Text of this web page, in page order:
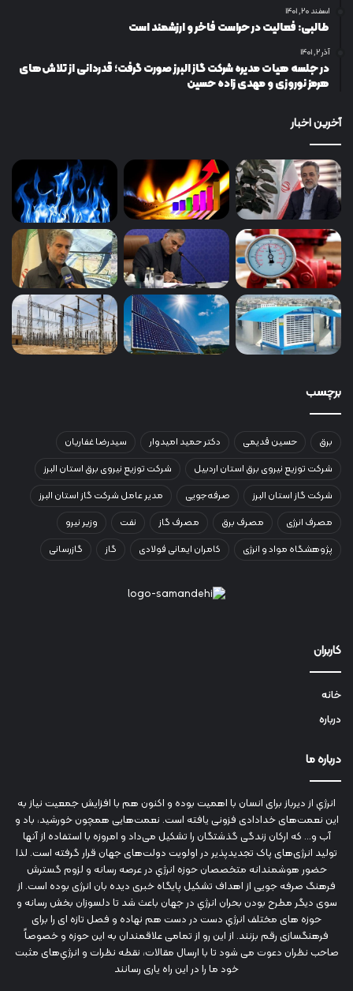
اسفند ۲۰, ۱۴۰۱
طالبی: فعالیت در حراست فاخر و ارزشمند است
آذر ۲, ۱۴۰۱
در جلسه هیات مدیره شرکت گاز البرز صورت گرفت؛ قدردانی از تلاش‌های
هرمز نوروزی و مهدی زاده حسین
آخرین اخبار
برچسب
برق حسین قدیمی دکتر حمید امیدوار
سیدرضا غفاریان
شرکت توزیع نیروی برق استان اردبیل
شرکت توزیع نیروی برق استان البرز
شرکت گاز استان البرز
صرفه‌جویی
مدیر عامل شرکت گاز استان البرز
مصرف انرژی
مصرف برق مصرف گاز نفت
وزیر نیرو
پژوهشگاه مواد و انرژی
کامران ایمانی فولادی گاز گازرسانی
کاربران
خانه
درباره
درباره ما
انرژي‌ از دیرباز برای انسان با اهمیت بوده و اکنون هم با افزایش جمعیت نیاز به
این نعمت‌های خدادادی فزونی یافته است. نعمت‌هایی همچون خورشید، باد و
آب و... که ارکان زندگی گذشتگان را تشکیل می‌داد و امروزه با استفاده از آنها
تولید انرژی‌های پاک تجدیدپذیر در اولویت دولت‌های جهان قرار گرفته است. لذا
حضور هوشمندانه متخصصان حوزه انرژي در عرصه رسانه و لزوم گسترش
فرهنگ صرفه جویی از اهداف تشکیل پایگاه خبری دیده بان انرژی بوده است. از
سوی دیگر مطرح بودن بحران انرژي در جهان باعث شد تا دلسوزان بخش رسانه و
حوزه های مختلف انرژي دست در دست هم نهاده و فصل تازه ای را برای
فرهنگسازی رقم بزنند. از این رو از تمامی علاقمندان به این حوزه و خصوصاً
صاحب نظران دعوت می شود تا با ارسال مقالات، نقطه نظرات و انرژي‌های مثبت
خود ما را در این راه یاری رسانند